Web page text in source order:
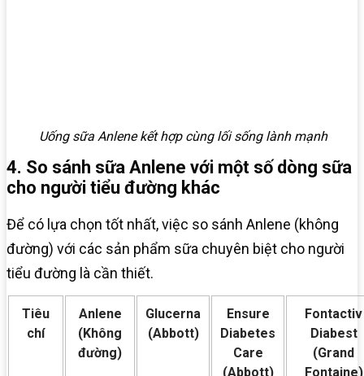
Uống sữa Anlene kết hợp cùng lối sống lành mạnh
4. So sánh sữa Anlene với một số dòng sữa
cho người tiểu đường khác
Để có lựa chọn tốt nhất, việc so sánh Anlene (không
đường) với các sản phẩm sữa chuyên biệt cho người
tiểu đường là cần thiết.
Tiêu
chí
Anlene
(Không
đường)
Glucerna
(Abbott)
Ensure
Diabetes
Care
(Abbott)
Fontactiv
Diabest
(Grand
Fontaine)